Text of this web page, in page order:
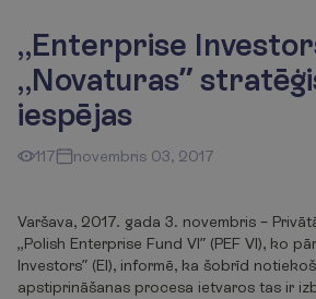
„Enterprise
„Novaturas”
iespējas
117 novembris 03, 2017
Varšava, 2017. gada 3. novembris –
„Polish Enterprise Fund VI” (PEF VI), ko
Investors” (EI), informē, ka šobrīd
apstiprināšanas procesa ietvaros tas ir